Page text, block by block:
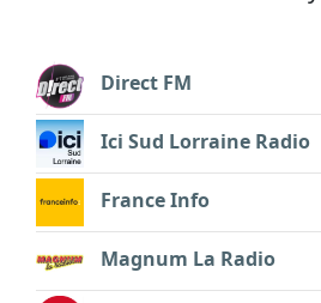
Direct FM
Ici Sud Lorraine Radio
France Info
Magnum La Radio